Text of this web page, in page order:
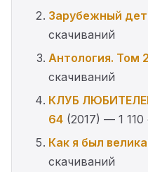
Зарубежный
скачиваний
Антология. Том
скачиваний
КЛУБ
64 (2017) — 1
Как я был
скачиваний